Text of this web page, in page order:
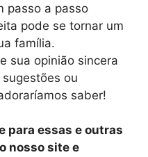
passo a passo
pode se tornar um
família.
sua opinião sincera
ou
saber!
para essas e outras
nosso site e